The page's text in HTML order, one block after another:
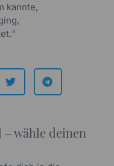
kannte,
wähle deinen